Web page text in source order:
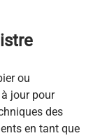
ou
jour pour
des
en tant que